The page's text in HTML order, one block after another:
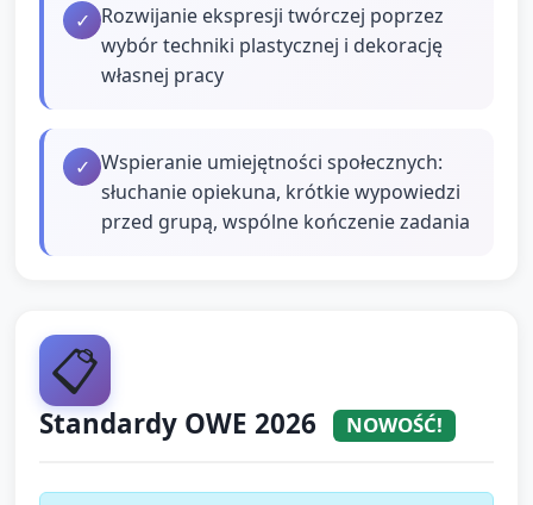
✓ Rozwijanie ekspresji twórczej poprzez
wybór techniki plastycznej i dekorację
własnej pracy
✓ Wspieranie umiejętności społecznych:
słuchanie opiekuna, krótkie wypowiedzi
przed grupą, wspólne kończenie zadania
📋
Standardy OWE 2026 NOWOŚĆ!